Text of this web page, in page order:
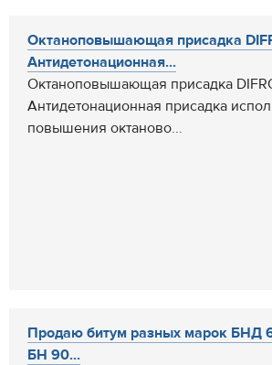
Октаноповышающая присадка
Антидетонационная...
Октаноповышающая присадка
Антидетонационная присадка
повышения октаново...
Продаю битум разных марок БНД
БН 90...